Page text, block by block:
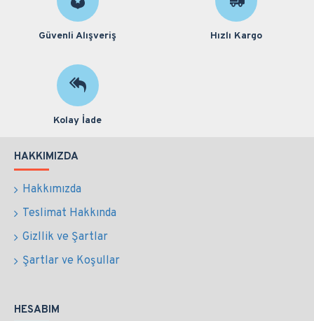
Güvenli Alışveriş Hızlı Kargo
Kolay İade
HAKKIMIZDA
Hakkımızda
Teslimat Hakkında
Gizllik ve Şartlar
Şartlar ve Koşullar
HESABIM